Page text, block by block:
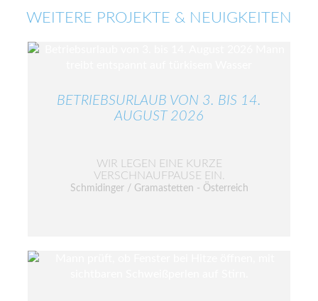
WEITERE PROJEKTE & NEUIGKEITEN
BETRIEBSURLAUB VON 3. BIS 14.
AUGUST 2026
WIR LEGEN EINE KURZE
VERSCHNAUFPAUSE EIN.
Schmidinger / Gramastetten - Österreich